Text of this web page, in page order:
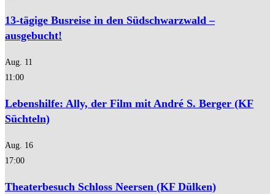
13-tägige Busreise in den Südschwarzwald –
ausgebucht!
Aug. 11
11:00
Lebenshilfe: Ally, der Film mit André S. Berger (KF
Süchteln)
Aug. 16
17:00
Theaterbesuch Schloss Neersen (KF Dülken)